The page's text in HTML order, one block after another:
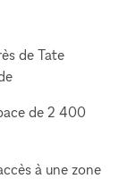
de Tate
de 2 400
à une zone